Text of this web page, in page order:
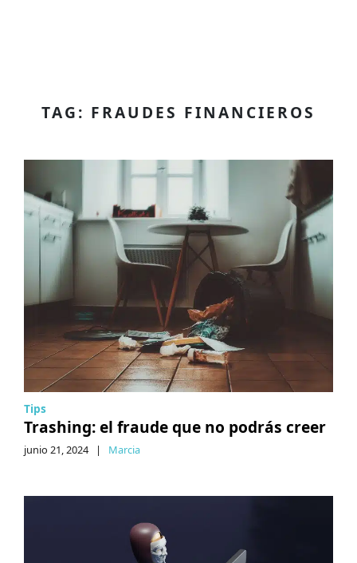
TAG: FRAUDES FINANCIEROS
Tips
Trashing: el fraude que no podrás creer
junio 21, 2024 | Marcia